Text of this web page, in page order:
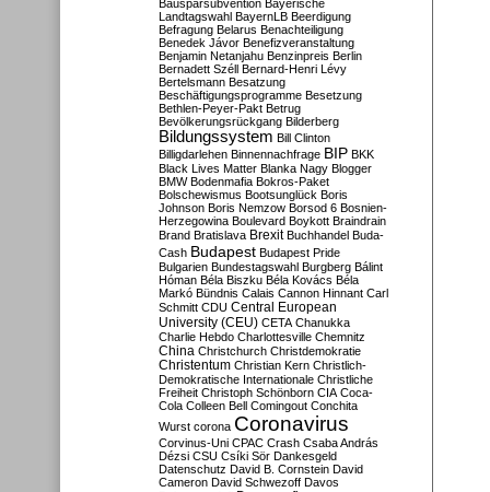
Bausparsubvention Bayerische
Landtagswahl BayernLB Beerdigung
Befragung Belarus Benachteiligung
Benedek Jávor Benefizveranstaltung
Benjamin Netanjahu Benzinpreis Berlin
Bernadett Széll Bernard-Henri Lévy
Bertelsmann Besatzung
Beschäftigungsprogramme Besetzung
Bethlen-Peyer-Pakt Betrug
Bevölkerungsrückgang Bilderberg
Bildungssystem Bill Clinton
Billigdarlehen Binnennachfrage BIP BKK
Black Lives Matter Blanka Nagy Blogger
BMW Bodenmafia Bokros-Paket
Bolschewismus Bootsunglück Boris
Johnson Boris Nemzow Borsod 6 Bosnien-
Herzegowina Boulevard Boykott Braindrain
Brand Bratislava Brexit Buchhandel Buda-
Cash Budapest Budapest Pride
Bulgarien Bundestagswahl Burgberg Bálint
Hóman Béla Biszku Béla Kovács Béla
Markó Bündnis Calais Cannon Hinnant Carl
Schmitt CDU Central European
University (CEU) CETA Chanukka
Charlie Hebdo Charlottesville Chemnitz
China Christchurch Christdemokratie
Christentum Christian Kern Christlich-
Demokratische Internationale Christliche
Freiheit Christoph Schönborn CIA Coca-
Cola Colleen Bell Comingout Conchita
Wurst corona Coronavirus
Corvinus-Uni CPAC Crash Csaba András
Dézsi CSU Csíki Sör Dankesgeld
Datenschutz David B. Cornstein David
Cameron David Schwezoff Davos